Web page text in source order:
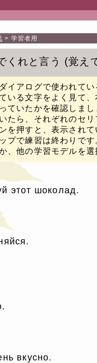
学習者用
くれと言う 覚え
イアログで使われて
いる文字をよく見て
ていたかを確認しまし
たら、それぞれのセ
を押すと、表示されて
プで練習は終わりで
、他の学習モデルを選
этот шоколад.
вкусно.